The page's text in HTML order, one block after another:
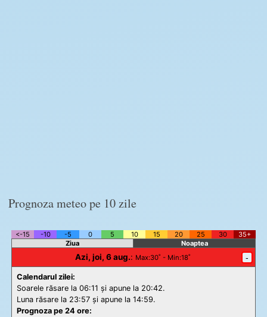
Prognoza meteo pe 10 zile
<-15 -10 -5 0 5 10 15 20 25 30
35+
Ziua
Noaptea
Azi, joi, 6 aug.: Max:30˚ - Min:18˚ -
Calendarul zilei:
Soarele răsare la 06:11 și apune la 20:42.
Luna răsare la 23:57 și apune la 14:59.
Prognoza pe 24 ore: